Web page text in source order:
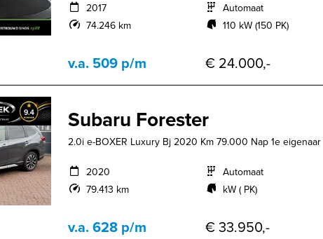
2017
74.246 km
Automaat
110 kW (150 PK)
v.a. 509 p/m € 24.000,-
Subaru Forester
2.0i e-BOXER Luxury Bj 2020 Km 79.000 Nap 1e
2020
79.413 km
Automaat
kW ( PK)
v.a. 628 p/m € 33.950,-